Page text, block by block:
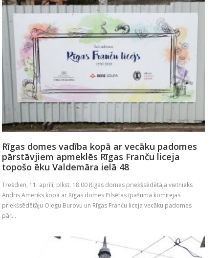
Rīgas domes vadība kopā ar vecāku padomes
pārstāvjiem apmeklēs Rīgas Franču liceja
topošo ēku Valdemāra ielā 48
Trešdien, 11. aprīlī, plkst. 18.00 Rīgas domes priekšsēdētāja vietnieks
Andris Ameriks kopā ar Rīgas domes Pilsētas īpašuma komitejas
priekšsēdētāju Oļegu Burovu un Rīgas Franču liceja vecāku padomes
pār...